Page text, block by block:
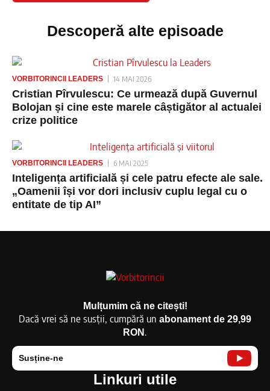
Descoperă alte episoade
VORBITORINCII LEADERS 14 MAI 2026
Cristian Pîrvulescu: Ce urmează după Guvernul
Bolojan și cine este marele câștigător al actualei
crize politice
VORBITORINCII LEADERS 6 MAI 2025
Inteligența artificială și cele patru efecte ale sale.
„Oamenii își vor dori inclusiv cuplu legal cu o
entitate de tip AI”
Mulțumim că ne citești!
Dacă vrei să ne susții, cumpără un abonament de 29,99
RON.
Susține-ne
Linkuri utile